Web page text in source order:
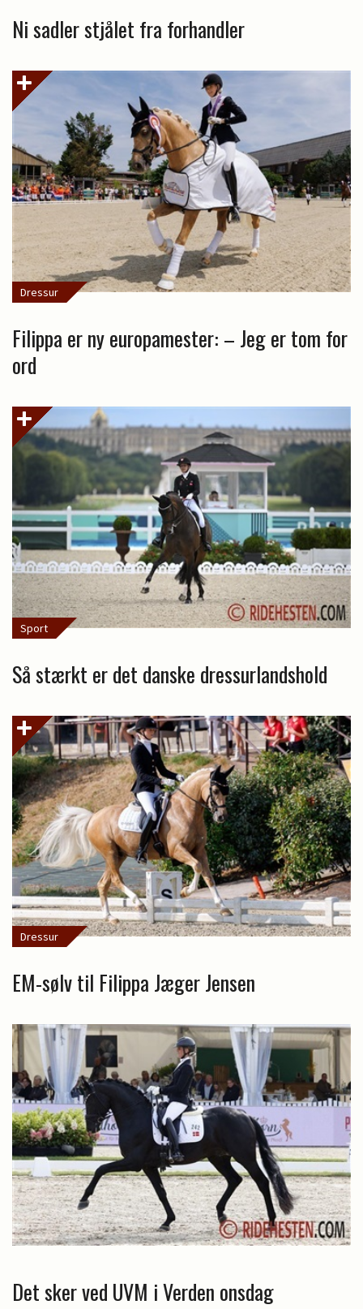
Ni sadler stjålet fra forhandler
Dressur
Filippa er ny europamester: – Jeg er tom for
ord
Sport
Så stærkt er det danske dressurlandshold
Dressur
EM-sølv til Filippa Jæger Jensen
Det sker ved UVM i Verden onsdag